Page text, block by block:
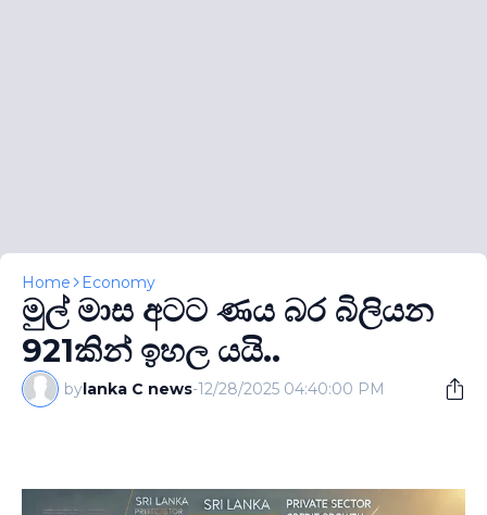
Home Economy
මුල් මාස අටට ණය බර බිලියන
921කින් ඉහල යයි..
bylanka C news-12/28/2025 04:40:00 PM